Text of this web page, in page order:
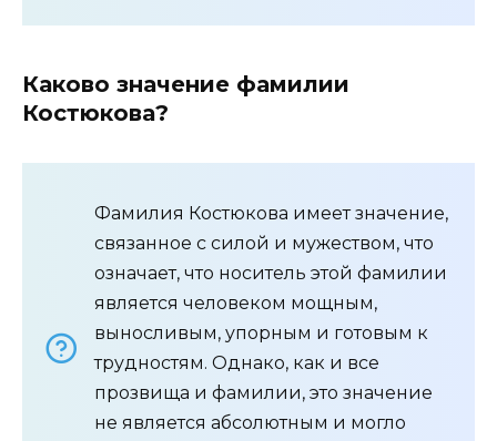
Каково значение фамилии
Костюкова?
Фамилия Костюкова имеет значение,
связанное с силой и мужеством, что
означает, что носитель этой фамилии
является человеком мощным,
выносливым, упорным и готовым к
трудностям. Однако, как и все
прозвища и фамилии, это значение
не является абсолютным и могло